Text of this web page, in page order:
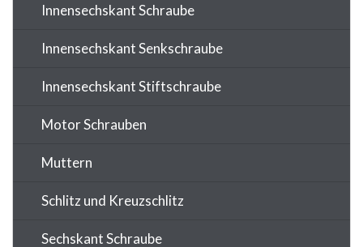
Innensechskant Schraube
Innensechskant Senkschraube
Innensechskant Stiftschraube
Motor Schrauben
Muttern
Schlitz und Kreuzschlitz
Sechskant Schraube